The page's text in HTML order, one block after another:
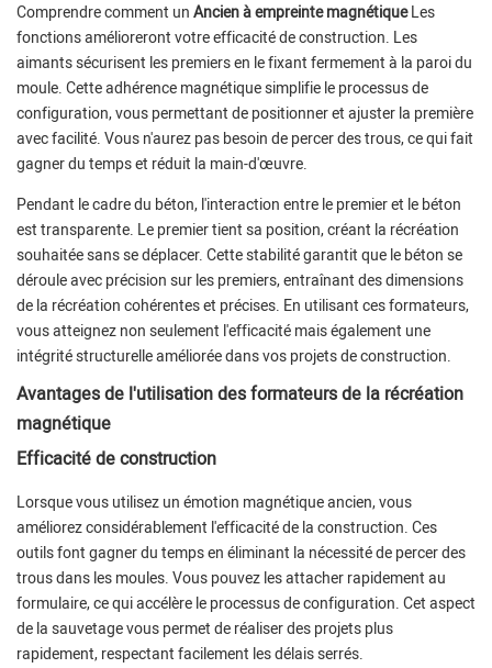
Comprendre comment unAncien à empreinte magnétiqueLes
fonctions amélioreront votre efficacité de construction. Les
aimants sécurisent les premiers en le fixant fermement à la paroi du
moule. Cette adhérence magnétique simplifie le processus de
configuration, vous permettant de positionner et ajuster la première
avec facilité. Vous n'aurez pas besoin de percer des trous, ce qui fait
gagner du temps et réduit la main-d'œuvre.
Pendant le cadre du béton, l'interaction entre le premier et le béton
est transparente. Le premier tient sa position, créant la récréation
souhaitée sans se déplacer. Cette stabilité garantit que le béton se
déroule avec précision sur les premiers, entraînant des dimensions
de la récréation cohérentes et précises. En utilisant ces formateurs,
vous atteignez non seulement l'efficacité mais également une
intégrité structurelle améliorée dans vos projets de construction.
Avantages de l'utilisation des formateurs de la récréation
magnétique
Efficacité de construction
Lorsque vous utilisez un émotion magnétique ancien, vous
améliorez considérablement l'efficacité de la construction. Ces
outils font gagner du temps en éliminant la nécessité de percer des
trous dans les moules. Vous pouvez les attacher rapidement au
formulaire, ce qui accélère le processus de configuration. Cet aspect
de la sauvetage vous permet de réaliser des projets plus
rapidement, respectant facilement les délais serrés.